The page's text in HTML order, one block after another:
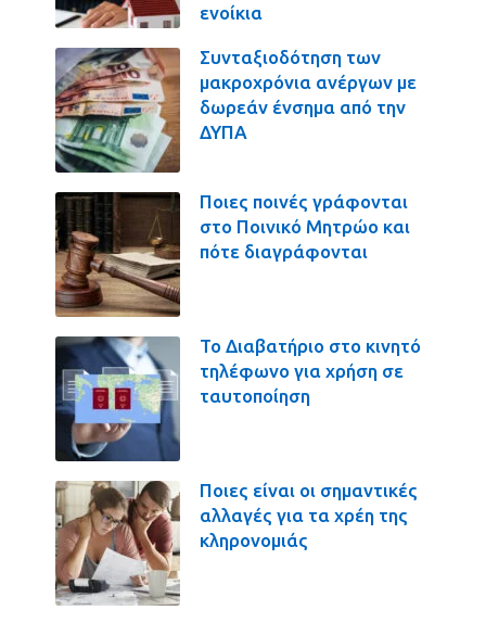
ενοίκια
Συνταξιοδότηση των
μακροχρόνια ανέργων με
δωρεάν ένσημα από την
ΔΥΠΑ
Ποιες ποινές γράφονται
στο Ποινικό Μητρώο και
πότε διαγράφονται
Το Διαβατήριο στο κινητό
τηλέφωνο για χρήση σε
ταυτοποίηση
Ποιες είναι οι σημαντικές
αλλαγές για τα χρέη της
κληρονομιάς